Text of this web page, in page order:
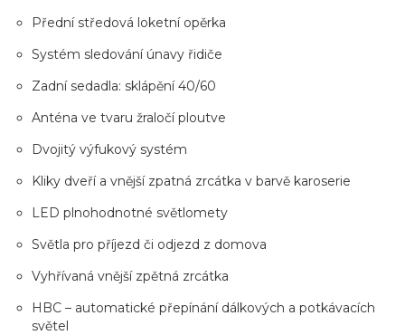
Přední středová loketní opěrka
Systém sledování únavy řidiče
Zadní sedadla: sklápění 40/60
Anténa ve tvaru žraločí ploutve
Dvojitý výfukový systém
Kliky dveří a vnější zpatná zrcátka v barvě karoserie
LED plnohodnotné světlomety
Světla pro příjezd či odjezd z domova
Vyhřívaná vnější zpětná zrcátka
HBC – automatické přepínání dálkových a potkávacích
světel